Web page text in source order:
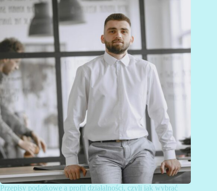
Przepisy podatkowe a profil działalności, czyli jak wybrać